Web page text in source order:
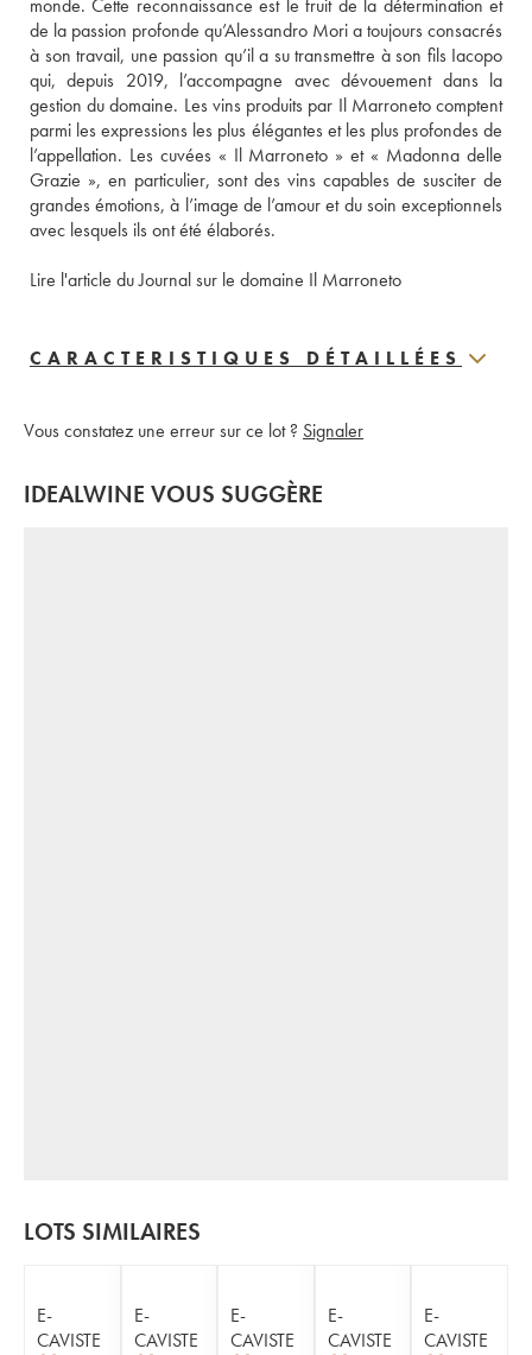
monde. Cette reconnaissance est le fruit de la détermination et
de la passion profonde qu’Alessandro Mori a toujours consacrés
à son travail, une passion qu’il a su transmettre à son fils Iacopo
qui, depuis 2019, l’accompagne avec dévouement dans la
gestion du domaine. Les vins produits par Il Marroneto comptent
parmi les expressions les plus élégantes et les plus profondes de
l’appellation. Les cuvées « Il Marroneto » et « Madonna delle
Grazie », en particulier, sont des vins capables de susciter de
grandes émotions, à l’image de l’amour et du soin exceptionnels
avec lesquels ils ont été élaborés.
Lire l'article du Journal sur le domaine Il Marroneto
CARACTERISTIQUES DÉTAILLÉES
Vous constatez une erreur sur ce lot ? Signaler
IDEALWINE VOUS SUGGÈRE
LOTS SIMILAIRES
E-
CAVISTE
E-
CAVISTE
E-
CAVISTE
E-
CAVISTE
E-
CAVISTE